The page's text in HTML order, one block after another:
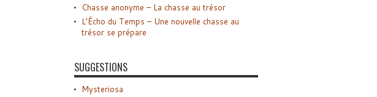
Chasse anonyme – La chasse au trésor
L’Écho du Temps – Une nouvelle chasse au
trésor se prépare
SUGGESTIONS
Mysteriosa